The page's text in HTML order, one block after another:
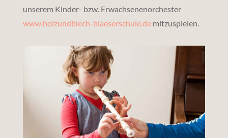
unserem Kinder- bzw. Erwachsenenorchester
www.holzundblech-blaeserschule.de mitzuspielen.